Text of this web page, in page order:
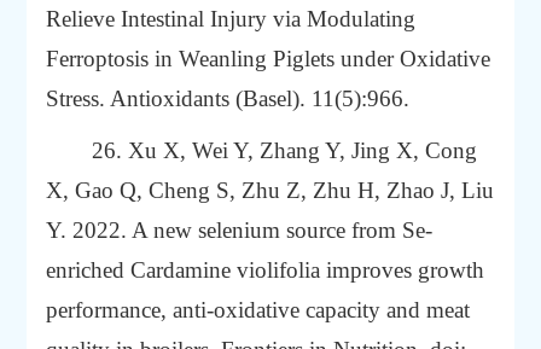
Relieve Intestinal Injury via Modulating
Ferroptosis in Weanling Piglets under Oxidative
Stress. Antioxidants (Basel). 11(5):966.
26. Xu X, Wei Y, Zhang Y, Jing X, Cong
X, Gao Q, Cheng S, Zhu Z, Zhu H, Zhao J, Liu
Y. 2022. A new selenium source from Se-
enrichedCardamine violifolia improves growth
performance, anti-oxidative capacity and meat